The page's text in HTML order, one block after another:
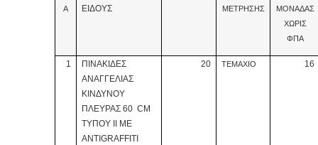
Α
ΕΙΔΟΥΣ
ΜΕΤΡΗΣΗΣ
ΜΟΝΑΔΑΣ
ΧΩΡΙΣ
ΦΠΑ
1
ΠΙΝΑΚΙΔΕΣ
ΑΝΑΓΓΕΛΙΑΣ
ΚΙΝΔΥΝΟΥ
ΠΛΕΥΡΑΣ 60 CM
ΤΥΠΟΥ ΙΙ ΜΕ
ANTIGRAFFITI
20 ΤΕΜΑΧΙΟ 16